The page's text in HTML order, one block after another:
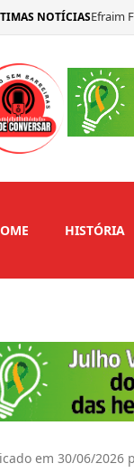
NOTÍCIASEfraim
Lucas
HISTÓRIA
em 30/06/2026